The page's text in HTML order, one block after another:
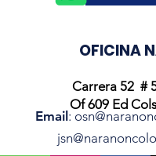
Carrera 52 #
Of 609 Ed
Email :
OFICINA